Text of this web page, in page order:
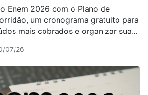
07/26
Enem 2026 com o Plano de
um cronograma gratuito para
mais cobrados e organizar sua